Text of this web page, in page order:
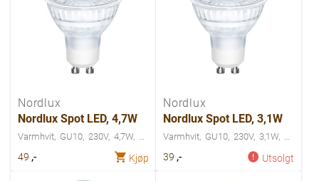
Nordlux
Nordlux Spot LED, 4,7W
Varmhvit GU10 230V 4,7W
49 ,- Kjøp
Nordlux
Nordlux Spot LED, 3,1W
Varmhvit GU10 230V 3,1W
39 ,- Utsolgt